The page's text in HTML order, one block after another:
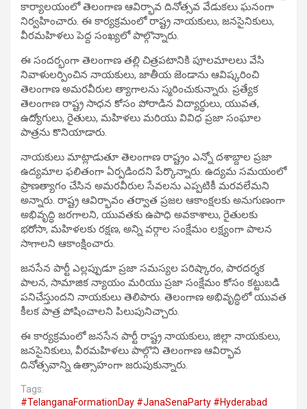
కార్యాలయంలో తెలంగాణ ఆవిర్భావ దినోత్సవ వేడుకలు ఘనంగా
నిర్వహించారు. ఈ కార్యక్రమంలో రాష్ట్ర నాయకులు, జనసైనికులు,
వీరమహిళలు పెద్ద సంఖ్యలో పాల్గొన్నారు.
ఈ సందర్భంగా తెలంగాణ తల్లి చిత్రపటానికి పూలమాలలు వేసి
నివాళులర్పించిన నాయకులు, జాతీయ జెండాను ఆవిష్కరించి
తెలంగాణ అమరవీరుల త్యాగాలను స్మరించుకున్నారు. ప్రత్యేక
తెలంగాణ రాష్ట్ర సాధన కోసం పోరాడిన విద్యార్థులు, యువత,
ఉద్యోగులు, రైతులు, మహిళలు మరియు వివిధ ప్రజా సంఘాల
పాత్రను కొనియాడారు.
నాయకులు మాట్లాడుతూ తెలంగాణ రాష్ట్రం ఎన్నో దశాబ్దాల ప్రజా
ఉద్యమాల ఫలితంగా ఏర్పడిందని పేర్కొన్నారు. ఉద్యమ సమయంలో
ప్రాణత్యాగం చేసిన అమరవీరుల సేవలను ఎప్పటికీ మరవలేమని
అన్నారు. రాష్ట్ర ఆవిర్భావం తర్వాత ప్రజల ఆకాంక్షలకు అనుగుణంగా
అభివృద్ధి జరగాలని, యువతకు ఉపాధి అవకాశాలు, రైతులకు
భరోసా, మహిళలకు రక్షణ, అన్ని వర్గాల సంక్షేమం లక్ష్యంగా పాలన
సాగాలని ఆకాంక్షించారు.
జనసేన పార్టీ ఎల్లప్పుడూ ప్రజా సమస్యల పరిష్కారం, పారదర్శక
పాలన, సామాజిక న్యాయం మరియు ప్రజా సంక్షేమం కోసం కట్టుబడి
పనిచేస్తుందని నాయకులు తెలిపారు. తెలంగాణ అభివృద్ధిలో యువత
కీలక పాత్ర పోషించాలని పిలుపునిచ్చారు.
ఈ కార్యక్రమంలో జనసేన పార్టీ రాష్ట్ర నాయకులు, జిల్లా నాయకులు,
జనసైనికులు, వీరమహిళలు పాల్గొని తెలంగాణ ఆవిర్భావ
దినోత్సవాన్ని ఉత్సాహంగా జరుపుకున్నారు.
Tags:
#TelanganaFormationDay #JanaSenaParty #Hyderabad